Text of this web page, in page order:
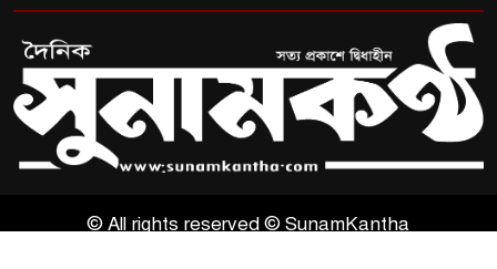
© All rights reserved © SunamKantha